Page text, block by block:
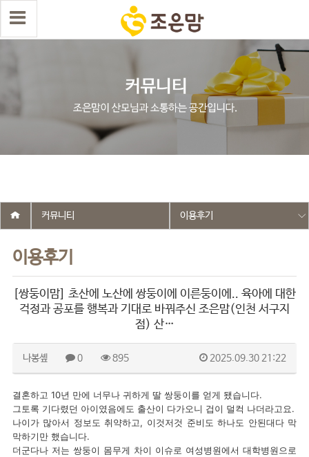
select wr_id, wr_subject from g5_write_m05_04 where wr_is_comment
= 0 and wr_datetime <= '2025-09-30 21:22:43' and wr_id <> '2622'
order by wr_datetime desc limit 1 asdasf
이용후기
커뮤니티 이용후기
[쌍둥이맘] 초산에 노산에 쌍둥이에 이른둥이에.. 육아에 대한
걱정과 공포를 행복과 기대로 바꿔주신 조은맘(인천 서구지
점) 산…
나봉솊 0 895 2025.09.30 21:22
결혼하고 10년 만에 너무나 귀하게 딸 쌍둥이를 얻게 됐습니다.
그토록 기다렸던 아이였음에도 출산이 다가오니 겁이 덜컥 나더라고요.
나이가 많아서 정보도 취약하고, 이것저것 준비도 하나도 안된대다 막
막하기만 했습니다.
더군다나 저는 쌍둥이 몸무게 차이 이슈로 여성병원에서 대학병원으로